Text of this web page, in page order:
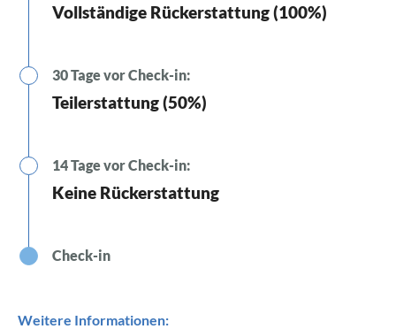
Vollständige Rückerstattung (100%)
30 Tage vor Check-in:
Teilerstattung (50%)
14 Tage vor Check-in:
Keine Rückerstattung
Check-in
Weitere Informationen: